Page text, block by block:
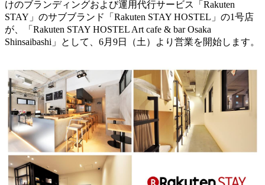
けのブランディングおよび運用代行サービス「Rakuten
STAY」のサブブランド「Rakuten STAY HOSTEL」の1号店
が、「Rakuten STAY HOSTEL Art cafe & bar Osaka
Shinsaibashi」として、6月9日（土）より営業を開始します。